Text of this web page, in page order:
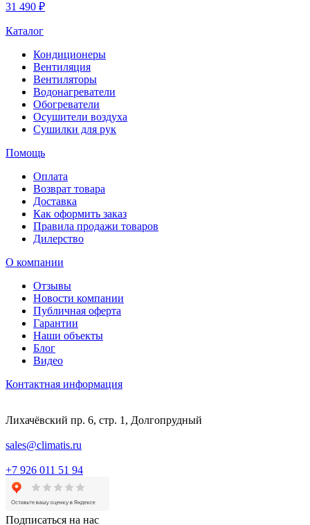
31 490 ₽
Каталог
Кондиционеры
Вентиляция
Вентиляторы
Водонагреватели
Обогреватели
Осушители воздуха
Сушилки для рук
Помощь
Оплата
Возврат товара
Доставка
Как оформить заказ
Правила продажи товаров
Дилерство
О компании
Отзывы
Новости компании
Публичная оферта
Гарантии
Наши объекты
Блог
Видео
Контактная информация
Лихачёвский пр. 6, стр. 1, Долгопрудный
sales@climatis.ru
+7 926 011 51 94
Подписаться на нас